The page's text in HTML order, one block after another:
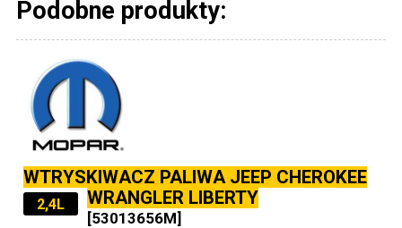
Podobne produkty:
WTRYSKIWACZ PALIWA JEEP CHEROKEE
WRANGLER LIBERTY
2,4L
[53013656M]